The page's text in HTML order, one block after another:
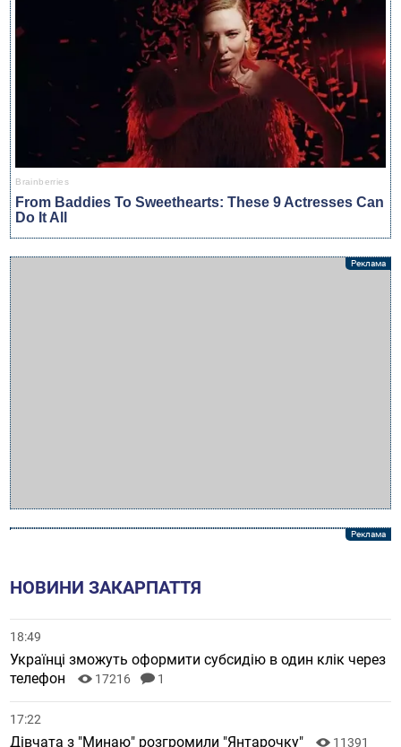
НОВИНИ ЗАКАРПАТТЯ
18:49
Українці зможуть оформити субсидію в один клік через
телефон
17216 1
17:22
Дівчата з "Минаю" розгромили "Янтарочку" 11391